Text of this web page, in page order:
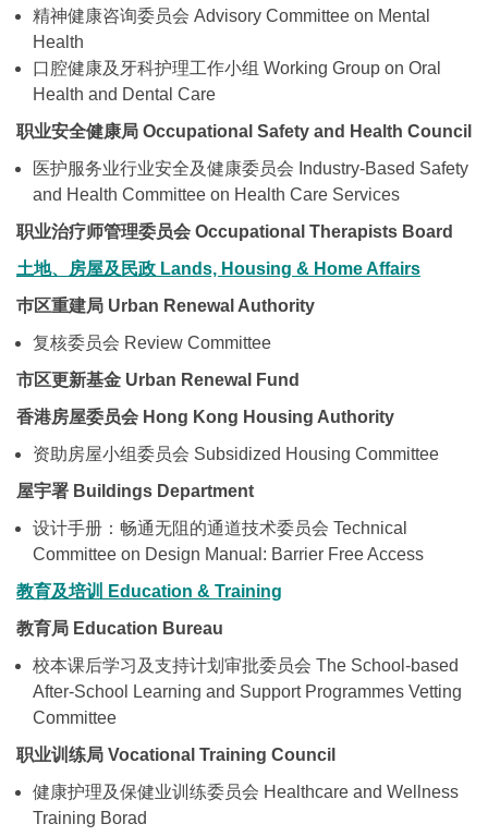
精神健康咨询委员会 Advisory Committee on Mental
Health
口腔健康及牙科护理工作小组 Working Group on Oral
Health and Dental Care
职业安全健康局 Occupational Safety and Health Council
医护服务业行业安全及健康委员会 Industry-Based Safety
and Health Committee on Health Care Services
职业治疗师管理委员会 Occupational Therapists Board
土地、 房屋及民政 Lands, Housing & Home Affairs
巿区重建局 Urban Renewal Authority
复核委员会 Review Committee
市区更新基金 Urban Renewal Fund
香港房屋委员会 Hong Kong Housing Authority
资助房屋小组委员会 Subsidized Housing Committee
屋宇署 Buildings Department
设计手册：畅通无阻的通道技术委员会 Technical
Committee on Design Manual: Barrier Free Access
教育及培训
Education & Training
教育局 Education Bureau
校本课后学习及支持计划审批委员会 The School-based
After-School Learning and Support Programmes Vetting
Committee
职业训练局 Vocational Training Council
健康护理及保健业训练委员会 Healthcare and Wellness
Training Borad